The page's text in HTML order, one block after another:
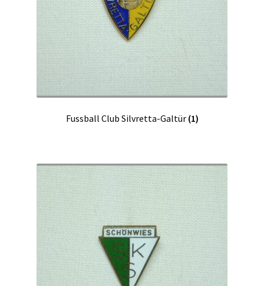
Fussball Club Silvretta-Galtür (1)